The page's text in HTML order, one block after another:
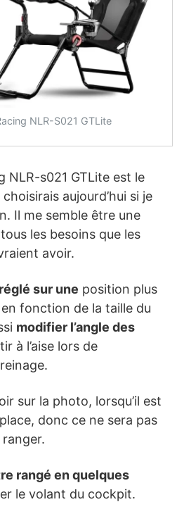
NLR-S021 GTLite
NLR-s021 GTLite est le
aujourd’hui si je
Il me semble être une
les besoins que les
avoir.
sur une position plus
fonction de la taille du
modifier l’angle des
à l’aise lors de
sur la photo, lorsqu’il est
donc ce ne sera pas
rangé en quelques
le volant du cockpit.